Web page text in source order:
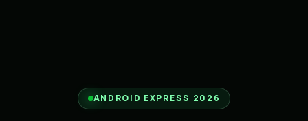
ANDROID EXPRESS 2026